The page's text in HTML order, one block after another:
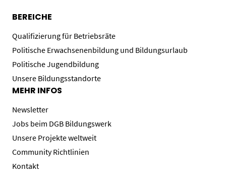
BEREICHE
Qualifizierung für Betriebsräte
Politische Erwachsenenbildung und Bildungsurlaub
Politische Jugendbildung
Unsere Bildungsstandorte
MEHR INFOS
Newsletter
Jobs beim DGB Bildungswerk
Unsere Projekte weltweit
Community Richtlinien
Kontakt